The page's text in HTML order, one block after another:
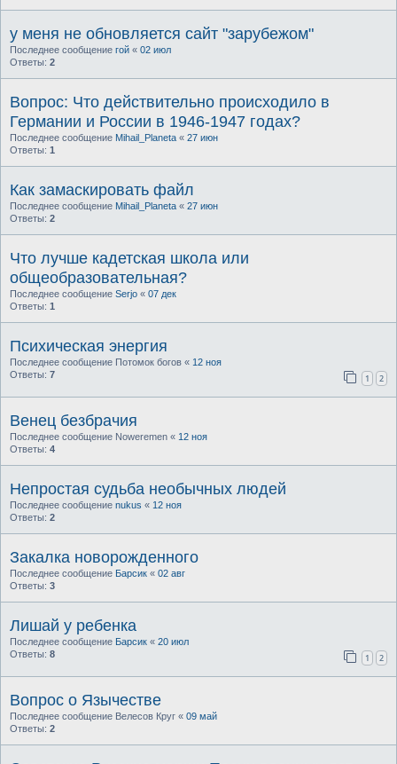
у меня не обновляется сайт "зарубежом"
Последнее сообщение гой « 02 июл
Ответы: 2
Вопрос: Что действительно происходило в
Германии и России в 1946-1947 годах?
Последнее сообщение Mihail_Planeta « 27 июн
Ответы: 1
Как замаскировать файл
Последнее сообщение Mihail_Planeta « 27 июн
Ответы: 2
Что лучше кадетская школа или
общеобразовательная?
Последнее сообщение Serjo « 07 дек
Ответы: 1
Психическая энергия
Последнее сообщение Потомок богов « 12 ноя
Ответы: 7 1 2
Венец безбрачия
Последнее сообщение Noweremen « 12 ноя
Ответы: 4
Непростая судьба необычных людей
Последнее сообщение nukus « 12 ноя
Ответы: 2
Закалка новорожденного
Последнее сообщение Барсик « 02 авг
Ответы: 3
Лишай у ребенка
Последнее сообщение Барсик « 20 июл
Ответы: 8 1 2
Вопрос о Язычестве
Последнее сообщение Велесов Круг « 09 май
Ответы: 2